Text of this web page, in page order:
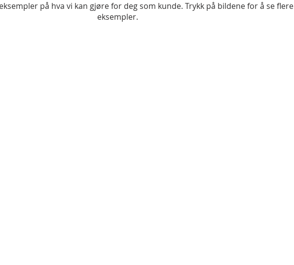
på hva vi kan gjøre for deg som kunde. Trykk på bildene for å se flere
eksempler.